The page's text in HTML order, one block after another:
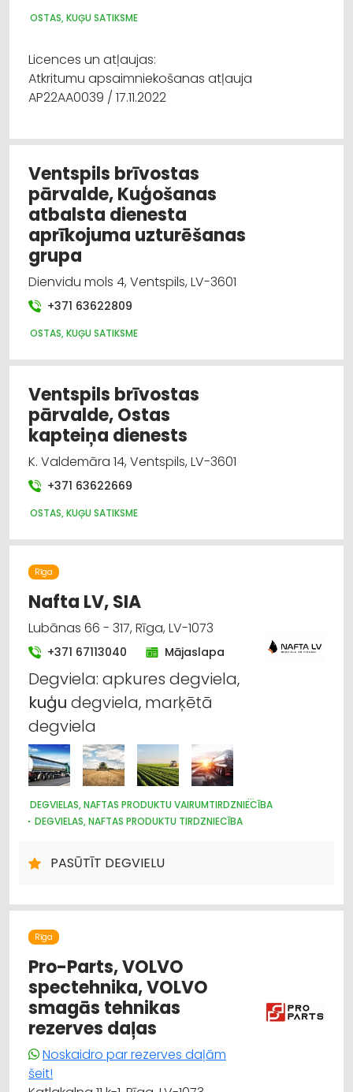
OSTAS, KUĢU SATIKSME
Licences un atļaujas:
Atkritumu apsaimniekošanas atļauja
AP22AA0039 / 17.11.2022
Ventspils brīvostas
pārvalde, Kuģošanas
atbalsta dienesta
aprīkojuma uzturēšanas
grupa
Dienvidu mols 4, Ventspils, LV-3601
+371 63622809
OSTAS, KUĢU SATIKSME
Ventspils brīvostas
pārvalde, Ostas
kapteiņa dienests
K. Valdemāra 14, Ventspils, LV-3601
+371 63622669
OSTAS, KUĢU SATIKSME
Rīga
Nafta LV, SIA
Lubānas 66 - 317, Rīga, LV-1073
+371 67113040 Mājaslapa
Degviela: apkures degviela,
kuģu degviela, marķētā
degviela
DEGVIELAS, NAFTAS PRODUKTU VAIRUMTIRDZNIECĪBA
DEGVIELAS, NAFTAS PRODUKTU TIRDZNIECĪBA
KURINĀMAIS
PASŪTĪT DEGVIELU
Rīga
Pro-Parts, VOLVO
spectehnika, VOLVO
smagās tehnikas
rezerves daļas
Noskaidro par rezerves daļām
šeit!